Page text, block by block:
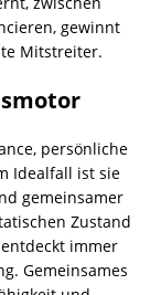
gewinnt
Mitstreiter.
persönliche
Idealfall ist sie
gemeinsamer
Zustand
immer
Gemeinsames